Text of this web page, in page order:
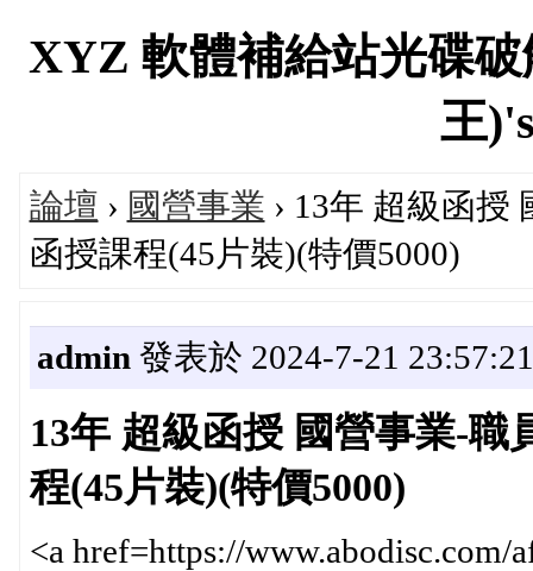
XYZ 軟體補給站光碟
王
論壇 › 國營事業 › 13年 超級函授
函授課程(45片裝)(特價5000)
admin 發表於 2024-7-21 23:57:21
13年 超級函授 國營事業-
程(45片裝)(特價5000)
<a href=https://www.abodisc.com/